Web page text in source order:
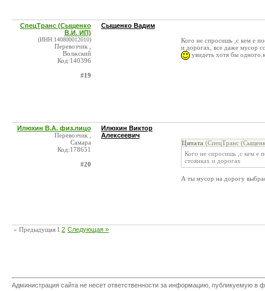
СпецТранс (Сыщенко
В.И. ИП)
(ИНН:140800012010)
Перевозчик ,
Волжский
Код:140396
#19
Сыщенко Вадим
Кого не спросишь ,с кем е
и дорогах, все даже мусор
увидеть хотя бы
Илюхин В.А. физ.лицо
Перевозчик ,
Самара
Код:178651
#20
Илюхин Виктор
Алексеевич
Цитата (СпецТранс
Кого не спросишь ,с кем е
стоянках и дорогах
А ты мусор на дорогу
« Предыдущая 1 2 Следующая »
Администрация сайта не несет ответственности за информацию, публикуемую